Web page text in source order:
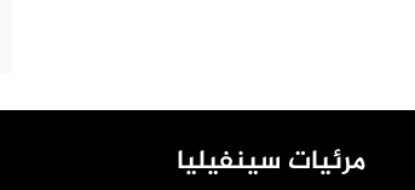
مرئيات سينفيليا